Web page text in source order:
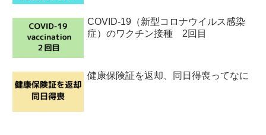
COVID-19（新型コロナウイルス感染
症）のワクチン接種 2回目
健康保険証を返却、同日得喪ってなに